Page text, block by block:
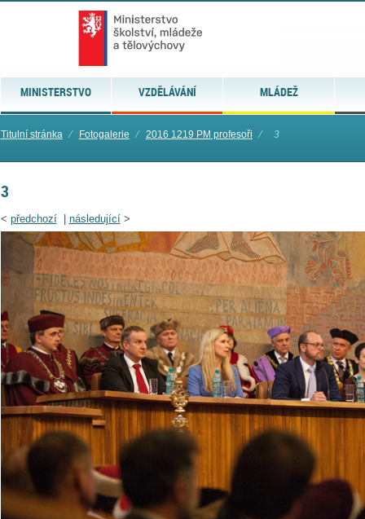
MINISTERSTVO VZDĚLÁVÁNÍ MLÁDEŽ
Titulní stránka ⁄ Fotogalerie ⁄ 2016 1219 PM profesoři ⁄ 3
3
< předchozí| následující>